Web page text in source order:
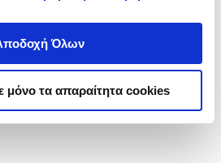
Όλων
μόνο τα απαραίτητα cookies